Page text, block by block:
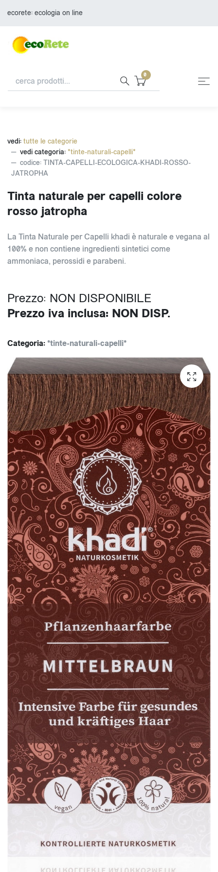
ecorete: ecologia on line
0
vedi: tutte le categorie
vedi categoria: *tinte-naturali-capelli*
codice: TINTA-CAPELLI-ECOLOGICA-KHADI-ROSSO-
JATROPHA
Tinta naturale per capelli colore
rosso jatropha
La Tinta Naturale per Capelli khadi è naturale e vegana al
100% e non contiene ingredienti sintetici come
ammoniaca, perossidi e parabeni.
Prezzo: NON DISPONIBILE
Prezzo iva inclusa: NON DISP.
Categoria:*tinte-naturali-capelli*